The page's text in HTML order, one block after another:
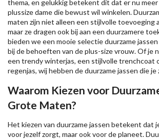
thema, en gelukkig betekent dit dat er nu
plussize dame die bewust wil winkelen.
maten zijn niet alleen een stijlvolle toevoeging
maar ze dragen ook bij aan een duurzamere
bieden we een mooie selectie duurzame
bij de behoeften van de plus-size vrouw. Of je
een trendy winterjas, een stijlvolle trenchcoat
regenjas, wij hebben de duurzame jassen die je
Waarom Kiezen voor
Grote Maten?
Het kiezen van duurzame jassen betekent dat
voor jezelf zorgt, maar ook voor de planeet.